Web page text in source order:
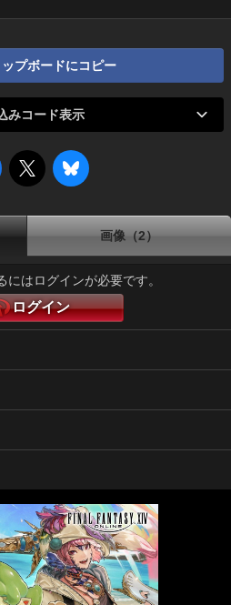
プボードにコピー
みコード表示
画像（2）
にはログインが必要です。
ログイン